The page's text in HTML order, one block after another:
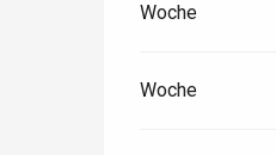
Woche
Woche